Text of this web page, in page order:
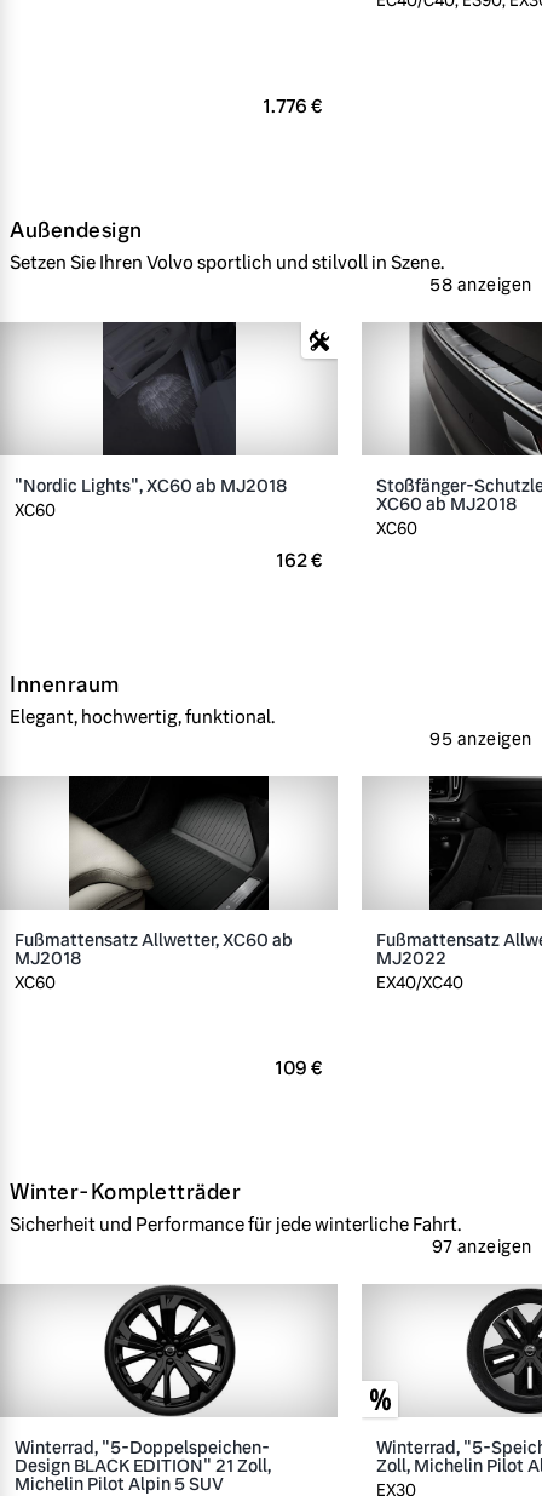
1.776 €
Außendesign
Setzen Sie Ihren Volvo sportlich und stilvoll in Szene.
58 anzeigen
"Nordic Lights", XC60 ab MJ2018
XC60
162 €
Stoßfänger-
XC60 ab MJ2018
XC60
Innenraum
Elegant, hochwertig, funktional.
95 anzeigen
Fußmattensatz Allwetter, XC60 ab
MJ2018
XC60
109 €
Fußmattensatz
MJ2022
EX40/XC40
Winter-Kompletträder
Sicherheit und Performance für jede winterliche Fahrt.
97 anzeigen
Winterrad, "5-Doppelspeichen-
Design BLACK EDITION" 21 Zoll,
Michelin Pilot Alpin 5 SUV
Winterrad, "5-
Zoll, Michelin Pilot
EX30